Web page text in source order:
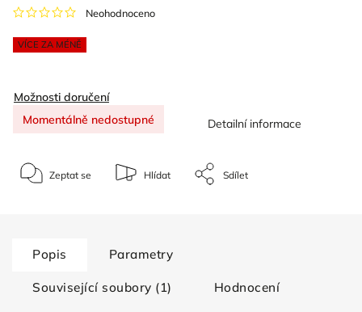
VÍCE ZA MÉNĚ
Neohodnoceno
Možnosti doručení
Momentálně nedostupné
Detailní informace
Zeptat se Hlídat Sdílet
Popis Parametry
Související soubory (1) Hodnocení